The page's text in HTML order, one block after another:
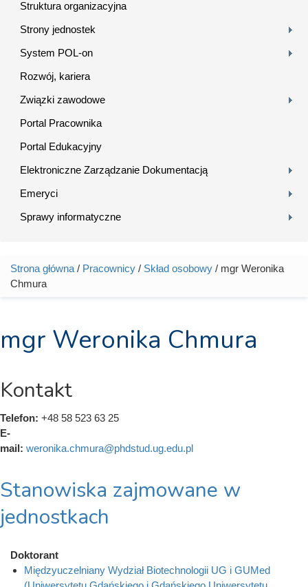
Struktura organizacyjna
Strony jednostek
System POL-on
Rozwój, kariera
Związki zawodowe
Portal Pracownika
Portal Edukacyjny
Elektroniczne Zarządzanie Dokumentacją
Emeryci
Sprawy informatyczne
Jesteś tutaj
Strona główna / Pracownicy / Skład osobowy / mgr Weronika
Chmura
mgr Weronika Chmura
Kontakt
Telefon: +48 58 523 63 25
E-
mail: weronika.chmura@phdstud.ug.edu.pl
Stanowiska zajmowane w
jednostkach
Doktorant
Międzyuczelniany Wydział Biotechnologii UG i GUMed